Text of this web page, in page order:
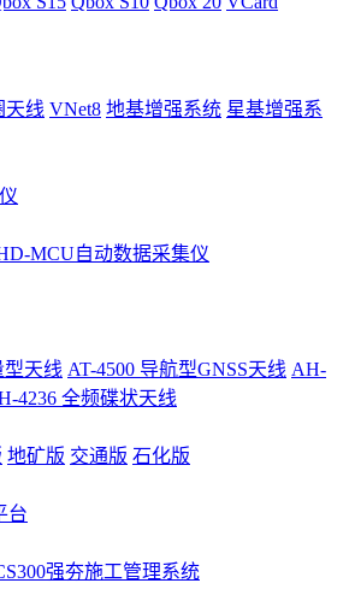
天线 VNet8 地基增强系统 星基增强系
MCU自动数据采集仪
型天线 AT-4500 导航型GNSS天线 AH-
4236 全频碟状天线
地矿版 交通版 石化版
台
强夯施工管理系统